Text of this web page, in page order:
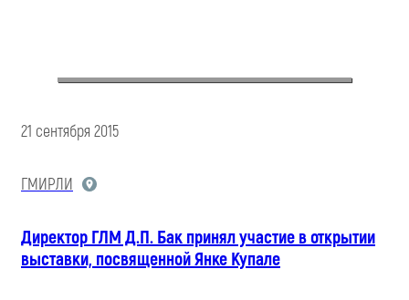
21 сентября 2015
ГМИРЛИ
Директор ГЛМ Д.П. Бак принял участие в открытии
выставки, посвященной Янке Купале